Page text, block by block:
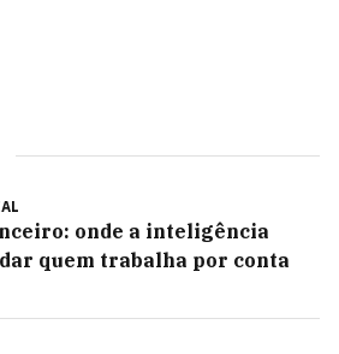
onde a inteligência
quem trabalha por conta